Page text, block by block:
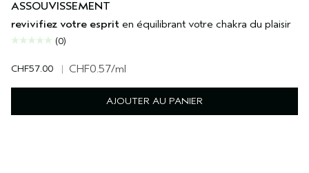
ASSOUVISSEMENT
revivifiez votre esprit en équilibrant votre chakra du plaisir
(0)
CHF57.00 | CHF0.57/ml
AJOUTER AU PANIER